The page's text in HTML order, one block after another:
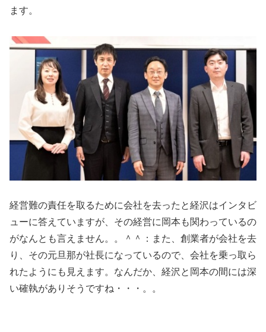
ます。
経営難の責任を取るために会社を去ったと経沢はインタビ
ューに答えていますが、その経営に岡本も関わっているの
がなんとも言えません。。＾＾：また、創業者が会社を去
り、その元旦那が社長になっているので、会社を乗っ取ら
れたようにも見えます。なんだか、経沢と岡本の間には深
い確執がありそうですね・・・。。